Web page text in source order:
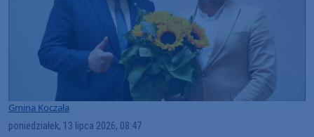
Gmina Koczała
poniedziałek, 13 lipca 2026, 08:47